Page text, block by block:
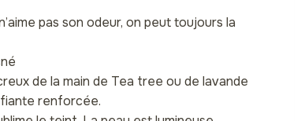
pas son odeur, on peut toujours la
de la main de Tea tree ou de lavande
renforcée.